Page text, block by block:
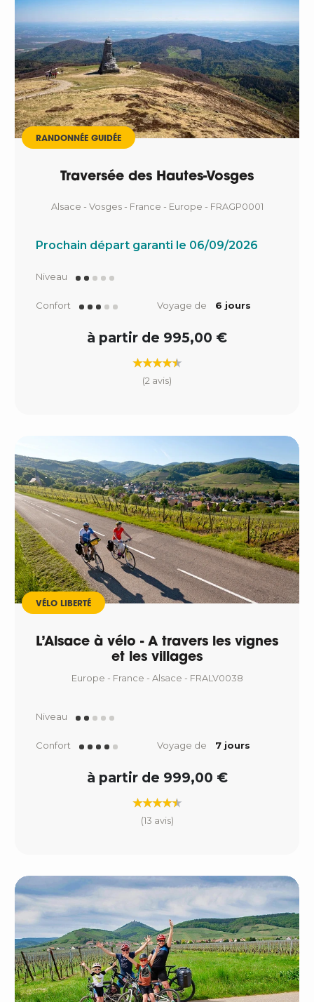
RANDONNÉE GUIDÉE
Traversée des Hautes-Vosges
Alsace - Vosges - France - Europe - FRAGP0001
Prochain départ garanti le 06/09/2026
Niveau
Confort Voyage de 6 jours
à partir de 995,00 €
(2 avis)
VÉLO LIBERTÉ
L’Alsace à vélo - A travers les vignes
et les villages
Europe - France - Alsace - FRALV0038
Niveau
Confort Voyage de 7 jours
à partir de 999,00 €
(13 avis)